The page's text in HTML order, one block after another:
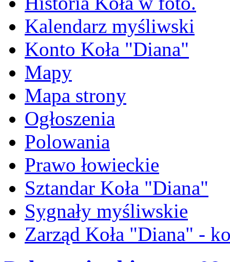
Kalendarz myśliwski
Konto Koła "Diana"
Mapy
Mapa strony
Ogłoszenia
Polowania
Prawo łowieckie
Sztandar Koła "Diana"
Sygnały myśliwskie
Zarząd Koła "Diana" -